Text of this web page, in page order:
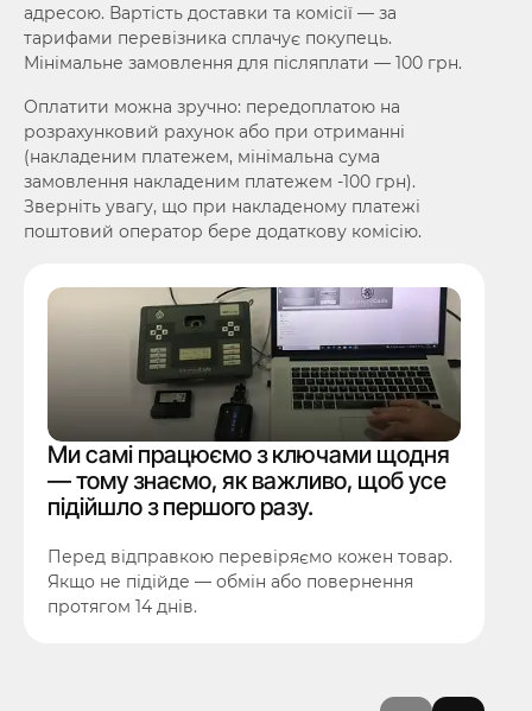
адресою. Вартість доставки та комісії — за
тарифами перевізника сплачує покупець.
Мінімальне замовлення для післяплати — 100 грн.
Оплатити можна зручно: передоплатою на
розрахунковий рахунок або при отриманні
(накладеним платежем, мінімальна сума
замовлення накладеним платежем -100 грн).
Зверніть увагу, що при накладеному платежі
поштовий оператор бере додаткову комісію.
Ми самі працюємо з ключами щодня
— тому знаємо, як важливо, щоб усе
підійшло з першого разу.
Перед відправкою перевіряємо кожен товар.
Якщо не підійде — обмін або повернення
протягом 14 днів.